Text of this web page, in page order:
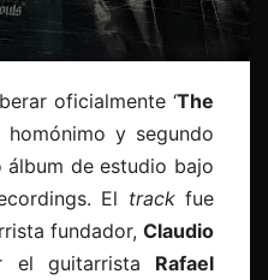
oficialmente ‘The
y segundo
de estudio bajo
El trackfue
fundador, Claudio
el guitarrista Rafael